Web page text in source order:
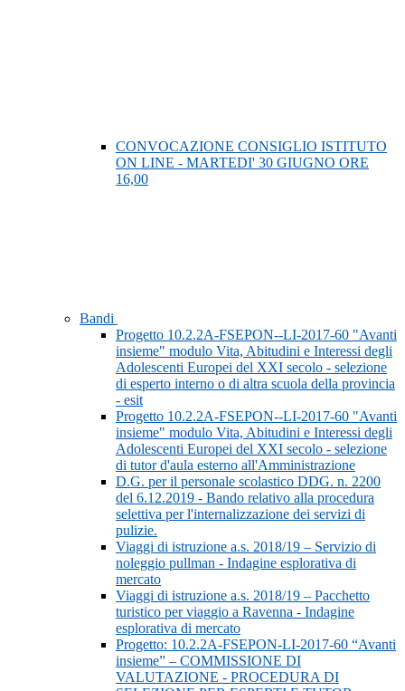
CONVOCAZIONE CONSIGLIO ISTITUTO
ON LINE - MARTEDI' 30 GIUGNO ORE
16,00
Bandi
Progetto 10.2.2A-FSEPON--LI-2017-60 "Avanti
insieme" modulo Vita, Abitudini e Interessi degli
Adolescenti Europei del XXI secolo - selezione
di esperto interno o di altra scuola della provincia
- esit
Progetto 10.2.2A-FSEPON--LI-2017-60 "Avanti
insieme" modulo Vita, Abitudini e Interessi degli
Adolescenti Europei del XXI secolo - selezione
di tutor d'aula esterno all'Amministrazione
D.G. per il personale scolastico DDG. n. 2200
del 6.12.2019 - Bando relativo alla procedura
selettiva per l'internalizzazione dei servizi di
pulizie.
Viaggi di istruzione a.s. 2018/19 – Servizio di
noleggio pullman - Indagine esplorativa di
mercato
Viaggi di istruzione a.s. 2018/19 – Pacchetto
turistico per viaggio a Ravenna - Indagine
esplorativa di mercato
Progetto: 10.2.2A-FSEPON-LI-2017-60 “Avanti
insieme” – COMMISSIONE DI
VALUTAZIONE - PROCEDURA DI